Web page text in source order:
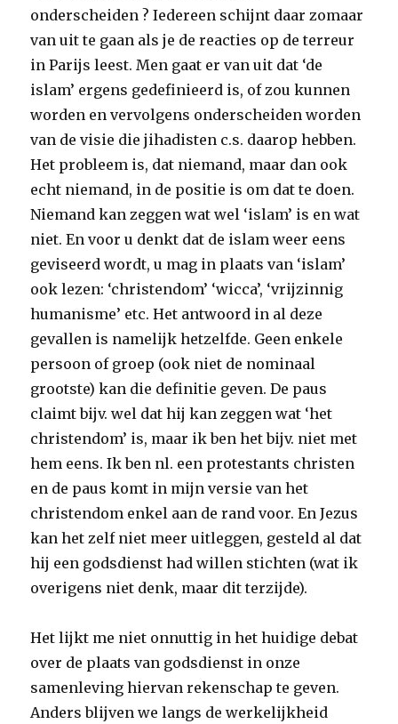
onderscheiden ? Iedereen schijnt daar zomaar
van uit te gaan als je de reacties op de terreur
in Parijs leest. Men gaat er van uit dat ‘de
islam’ ergens gedefinieerd is, of zou kunnen
worden en vervolgens onderscheiden worden
van de visie die jihadisten c.s. daarop hebben.
Het probleem is, dat niemand, maar dan ook
echt niemand, in de positie is om dat te doen.
Niemand kan zeggen wat wel ‘islam’ is en wat
niet. En voor u denkt dat de islam weer eens
geviseerd wordt, u mag in plaats van ‘islam’
ook lezen: ‘christendom’ ‘wicca’, ‘vrijzinnig
humanisme’ etc. Het antwoord in al deze
gevallen is namelijk hetzelfde. Geen enkele
persoon of groep (ook niet de nominaal
grootste) kan die definitie geven. De paus
claimt bijv. wel dat hij kan zeggen wat ‘het
christendom’ is, maar ik ben het bijv. niet met
hem eens. Ik ben nl. een protestants christen
en de paus komt in mijn versie van het
christendom enkel aan de rand voor. En Jezus
kan het zelf niet meer uitleggen, gesteld al dat
hij een godsdienst had willen stichten (wat ik
overigens niet denk, maar dit terzijde).
Het lijkt me niet onnuttig in het huidige debat
over de plaats van godsdienst in onze
samenleving hiervan rekenschap te geven.
Anders blijven we langs de werkelijkheid